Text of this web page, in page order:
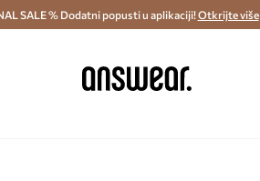
(od 70€) > Dostava u roku 48 sati >
SALE % Dodatni popusti u aplikaciji!Otkrijte više